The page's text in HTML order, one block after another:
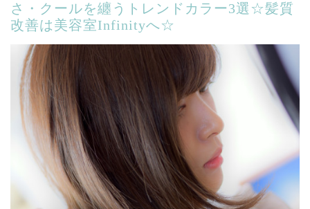
さ・クールを纏うトレンドカラー3選☆髪質
改善は美容室Infinityへ☆